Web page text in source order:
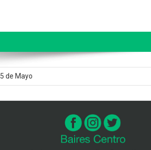
y ya conquista público dentro y fuera del país
dejó al descubierto la situación financiera
de Mayo
y ya conquista público dentro y fuera del país